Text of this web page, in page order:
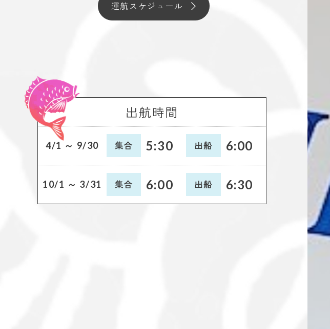
運航スケジュール
出航時間
4/1 ～ 9/30 集合 5:30 出船 6:00
10/1 ～ 3/31 集合 6:00 出船 6:30